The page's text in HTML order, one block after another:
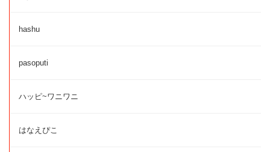
hashu
pasoputi
ハッピ~ワニワニ
はなえぴこ